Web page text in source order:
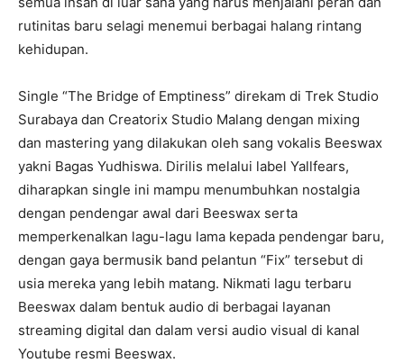
rutinitas baru selagi menemui berbagai halang rintang
kehidupan.
Single “The Bridge of Emptiness” direkam di Trek Studio
Surabaya dan Creatorix Studio Malang dengan mixing
dan mastering yang dilakukan oleh sang vokalis Beeswax
yakni Bagas Yudhiswa. Dirilis melalui label Yallfears,
diharapkan single ini mampu menumbuhkan nostalgia
dengan pendengar awal dari Beeswax serta
memperkenalkan lagu-lagu lama kepada pendengar baru,
dengan gaya bermusik band pelantun “Fix” tersebut di
usia mereka yang lebih matang. Nikmati lagu terbaru
Beeswax dalam bentuk audio di berbagai layanan
streaming digital dan dalam versi audio visual di kanal
Youtube resmi Beeswax.